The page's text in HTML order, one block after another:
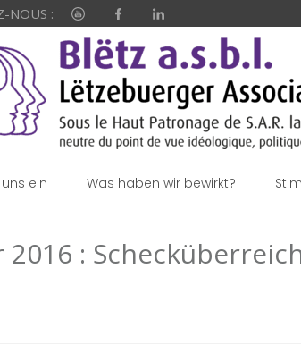
NOUS :
ein Was haben wir bewirkt?
2016 :